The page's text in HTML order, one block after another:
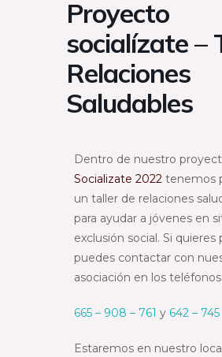
Proyecto
socialízate –
Relaciones
Saludables
Dentro de nuestro
Socializate 2022 tenemos
un taller de relaciones
para ayudar a jóvenes en
exclusión social. Si quieres
puedes contactar con
asociación en los teléfonos
665 – 908 – 761 y 642 –
Estaremos en nuestro